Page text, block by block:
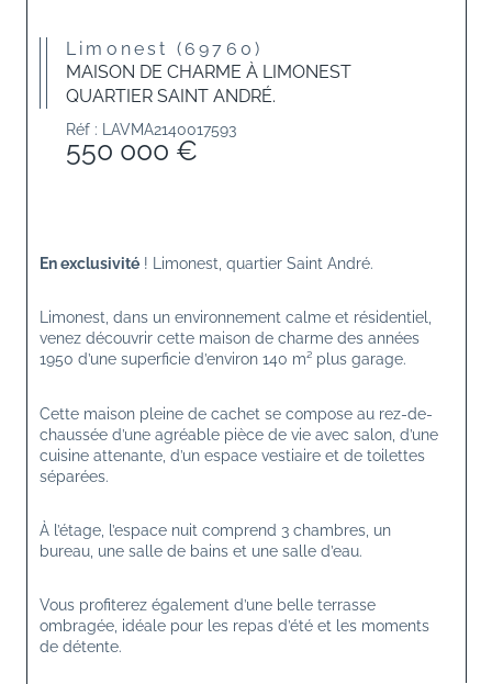
Limonest (69760)
MAISON DE CHARME À LIMONEST
QUARTIER SAINT ANDRÉ.
Réf : LAVMA2140017593
550 000 €
En exclusivité ! Limonest, quartier Saint André.
Limonest, dans un environnement calme et résidentiel,
venez découvrir cette maison de charme des années
1950 d’une superficie d’environ 140 m² plus garage.
Cette maison pleine de cachet se compose au rez-de-
chaussée d’une agréable pièce de vie avec salon, d’une
cuisine attenante, d’un espace vestiaire et de toilettes
séparées.
À l’étage, l’espace nuit comprend 3 chambres, un
bureau, une salle de bains et une salle d’eau.
Vous profiterez également d’une belle terrasse
ombragée, idéale pour les repas d’été et les moments
de détente.